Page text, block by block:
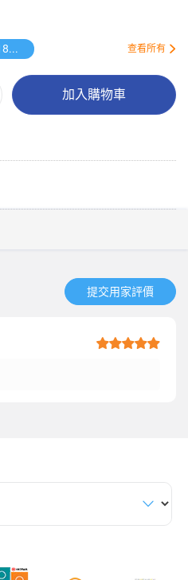
送屈臣氏185週年盲盒 查看所有
加入購物車
提交用家評價​